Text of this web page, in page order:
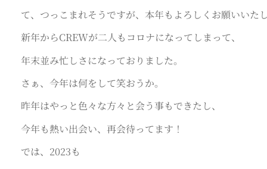
て、つっこまれそうですが、本年もよろしくお願いいた
新年からCREWが二人もコロナになってしまって、
年末並み忙しさになっておりました。
さぁ、今年は何をして笑おうか。
昨年はやっと色々な方々と会う事もできたし、
今年も熱い出会い、再会待ってます！
では、2023も